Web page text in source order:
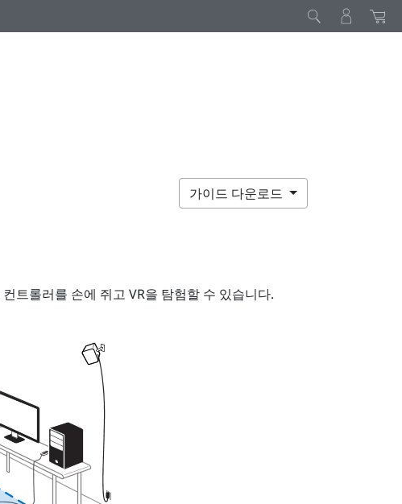
가이드 다운로드
컨트롤러를 손에 쥐고 VR을 탐험할 수 있습니다.